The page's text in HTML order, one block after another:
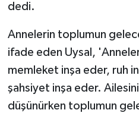
dedi.
Annelerin toplumun
ifade eden Uysal,
memleket inşa eder, ruh
şahsiyet inşa eder.
düşünürken toplumun